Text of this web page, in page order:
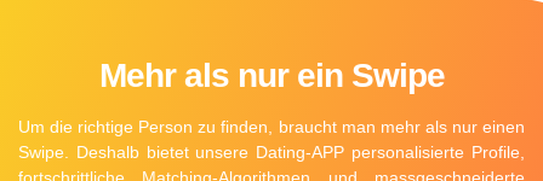
Mehr als nur ein Swipe
Um die richtige Person zu finden, braucht man mehr als nur einen
Swipe. Deshalb bietet unsere Dating-APP personalisierte Profile,
fortschrittliche Matching-Algorithmen und massgeschneiderte